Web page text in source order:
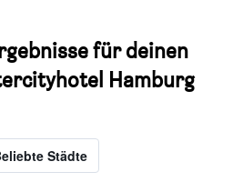
für deinen
Hamburg
Städte